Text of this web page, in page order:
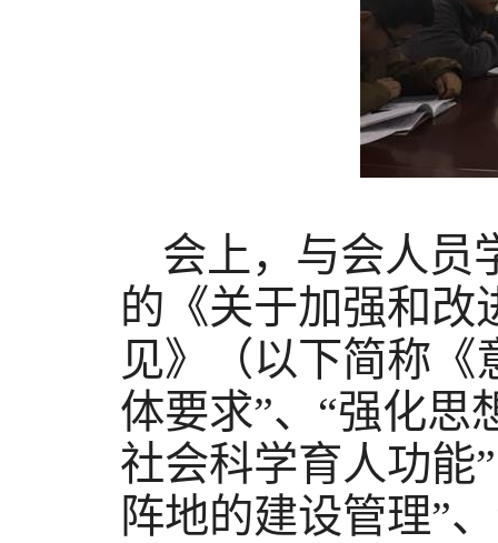
会上，与会人员
的《关于加强和改
见》（以下简称《
体要求”、“强化思
社会科学育人功能
阵地的建设管理”